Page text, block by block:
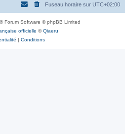
Fuseau horaire sur UTC+02:00
® Forum Software © phpBB Limited
officielle ©Qiaeru
| Conditions